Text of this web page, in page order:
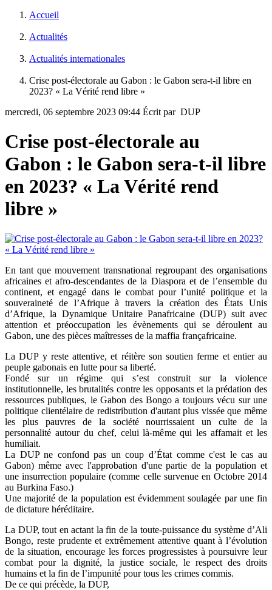
Accueil
Actualités
Actualités internationales
Crise post-électorale au Gabon : le Gabon sera-t-il libre en
2023? « La Vérité rend libre »
mercredi, 06 septembre 2023 09:44 Écrit par DUP
Crise post-électorale au
Gabon : le Gabon sera-t-il libre
en 2023? « La Vérité rend
libre »
En tant que mouvement transnational regroupant des organisations
africaines et afro-descendantes de la Diaspora et de l’ensemble du
continent, et engagé dans le combat pour l’unité politique et la
souveraineté de l’Afrique à travers la création des États Unis
d’Afrique, la Dynamique Unitaire Panafricaine (DUP) suit avec
attention et préoccupation les évènements qui se déroulent au
Gabon, une des pièces maîtresses de la maffia françafricaine.
La DUP y reste attentive, et réitère son soutien ferme et entier au
peuple gabonais en lutte pour sa liberté.
Fondé sur un régime qui s’est construit sur la violence
institutionnelle, les brutalités contre les opposants et la prédation des
ressources publiques, le Gabon des Bongo a toujours vécu sur une
politique clientélaire de redistribution d'autant plus vissée que même
les plus pauvres de la société nourrissaient un culte de la
personnalité autour du chef, celui là-même qui les affamait et les
humiliait.
La DUP ne confond pas un coup d’État comme c'est le cas au
Gabon) même avec l'approbation d'une partie de la population et
une insurrection populaire (comme celle survenue en Octobre 2014
au Burkina Faso.)
Une majorité de la population est évidemment soulagée par une fin
de dictature héréditaire.
La DUP, tout en actant la fin de la toute-puissance du système d’Ali
Bongo, reste prudente et extrêmement attentive quant à l’évolution
de la situation, encourage les forces progressistes à poursuivre leur
combat pour la dignité, la justice sociale, le respect des droits
humains et la fin de l’impunité pour tous les crimes commis.
De ce qui précède, la DUP,